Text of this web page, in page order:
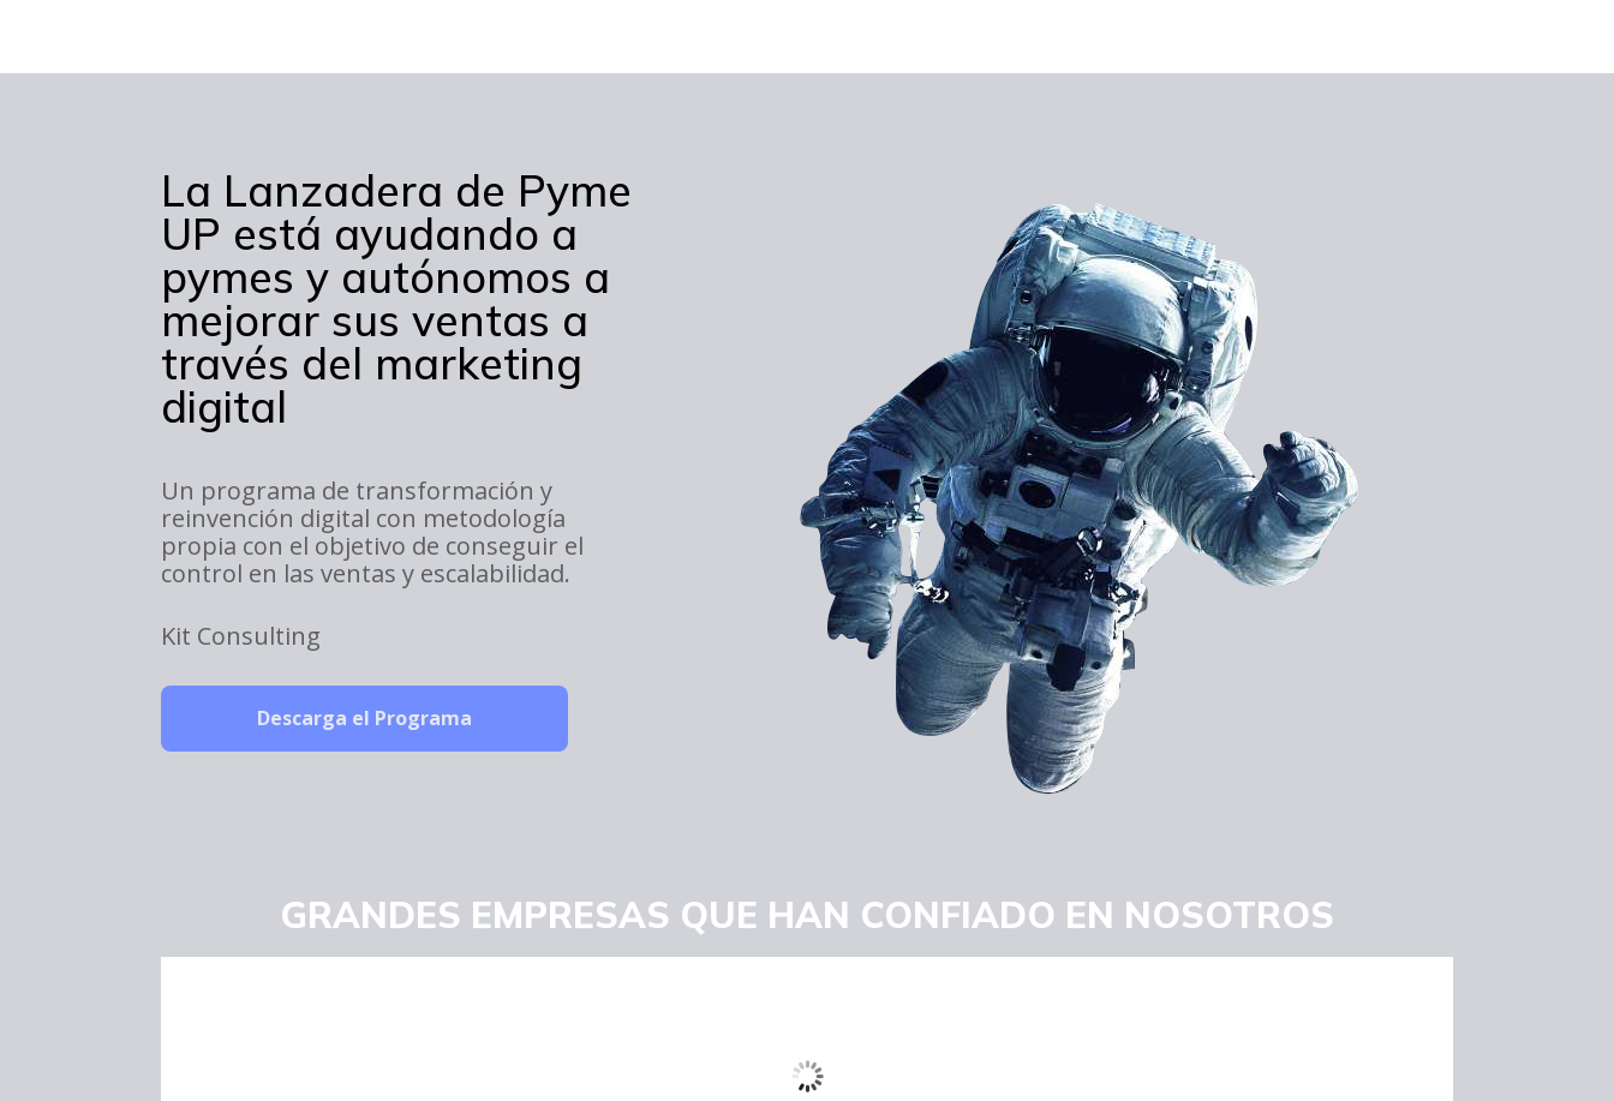
La Lanzadera de Pyme
UP está ayudando a
pymes y autónomos a
mejorar sus ventas a
través del marketing
digital
Un programa de transformación y
reinvención digital con metodología
propia con el objetivo de conseguir el
control en las ventas y escalabilidad.
Kit Consulting
Descarga el Programa
GRANDES EMPRESAS QUE HAN CONFIADO EN NOSOTROS